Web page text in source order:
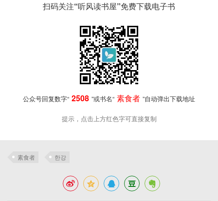
扫码关注“听风读书屋”免费下载电子书
公众号回复数字“ 2508 ”或书名“ 素食者 ”自动弹出下载地址
提示，点击上方红色字可直接复制
素食者 한강